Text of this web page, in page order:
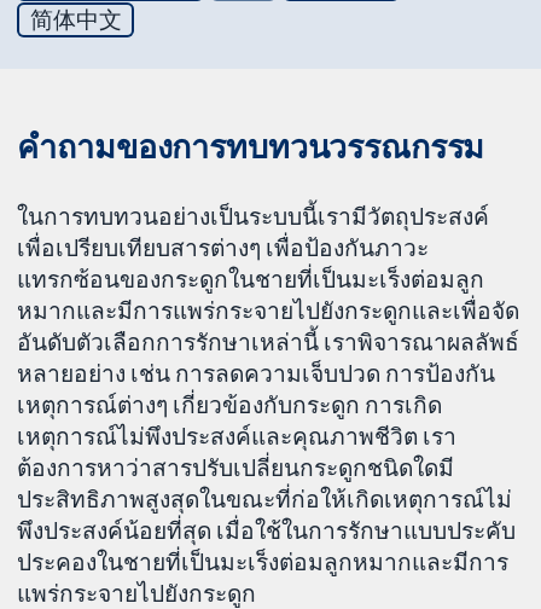
简体中文
คำถามของการทบทวนวรรณกรรม
ในการทบทวนอย่างเป็นระบบนี้เรามีวัตถุประสงค์
เพื่อเปรียบเทียบสารต่างๆ เพื่อป้องกันภาวะ
แทรกซ้อนของกระดูกในชายที่เป็นมะเร็งต่อมลูก
หมากและมีการแพร่กระจายไปยังกระดูกและเพื่อจัด
อันดับตัวเลือกการรักษาเหล่านี้ เราพิจารณาผลลัพธ์
หลายอย่าง เช่น การลดความเจ็บปวด การป้องกัน
เหตุการณ์ต่างๆ เกี่ยวข้องกับกระดูก การเกิด
เหตุการณ์ไม่พึงประสงค์และคุณภาพชีวิต เรา
ต้องการหาว่าสารปรับเปลี่ยนกระดูกชนิดใดมี
ประสิทธิภาพสูงสุดในขณะที่ก่อให้เกิดเหตุการณ์ไม่
พึงประสงค์น้อยที่สุด เมื่อใช้ในการรักษาแบบประคับ
ประคองในชายที่เป็นมะเร็งต่อมลูกหมากและมีการ
แพร่กระจายไปยังกระดูก